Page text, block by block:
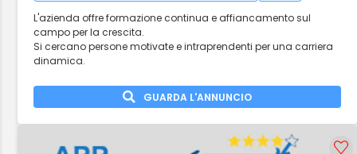
L'azienda offre formazione continua e affiancamento sul
campo per la crescita.
Si cercano persone motivate e intraprendenti per una carriera
dinamica.
GUARDA L'ANNUNCIO